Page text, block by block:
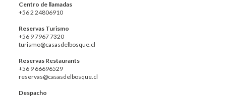
Centro de llamadas
+56 2 24806910
Reservas Turismo
+56 9 7967 7320
turismo@casasdelbosque.cl
Reservas Restaurants
+56 9 66696529
reservas@casasdelbosque.cl
Despacho